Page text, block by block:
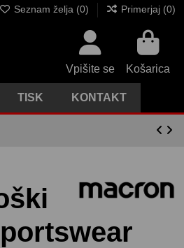
Seznam želja (0) Primerjaj (0)
Vpišite se Košarica
TISK KONTAKT